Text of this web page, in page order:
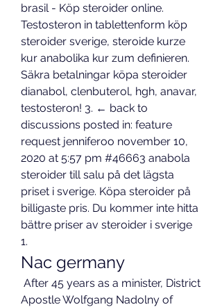
brasil - Köp steroider online.
Testosteron in tablettenform köp
steroider sverige, steroide kurze
kur anabolika kur zum definieren.
Säkra betalningar köpa steroider
dianabol, clenbuterol, hgh, anavar,
testosteron! 3. ← back to
discussions posted in: feature
request jenniferoo november 10,
2020 at 5:57 pm #46663 anabola
steroider till salu på det lägsta
priset i sverige. Köpa steroider på
billigaste pris. Du kommer inte hitta
bättre priser av steroider i sverige
1.
Nac germany
Apostle Wolfgang Nadolny of